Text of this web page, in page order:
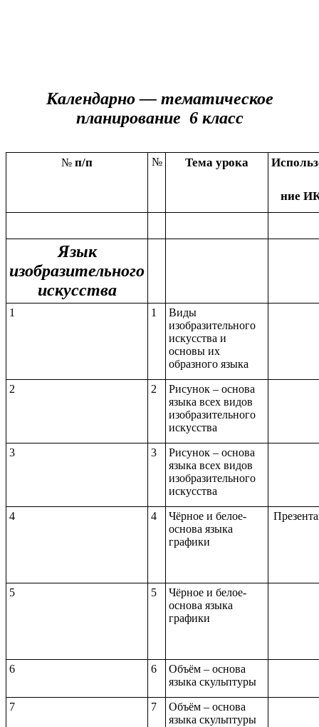
Календарно — тематическое
планирование 6 класс
№ п/п № Тема урока
ние
Язык
изобразительного
искусства
1 1
Виды
изобразительного
искусства и
основы их
образного языка
2 2
Рисунок – основа
языка всех видов
изобразительного
искусства
3 3
Рисунок – основа
языка всех видов
изобразительного
искусства
4 4
Чёрное и белое-
основа языка
графики
5 5
Чёрное и белое-
основа языка
графики
6 6
Объём – основа
языка скульптуры
7 7
Объём – основа
языка скульптуры